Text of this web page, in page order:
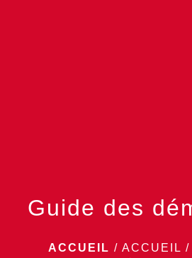
Guide des
ACCUEIL / ACCUEIL /